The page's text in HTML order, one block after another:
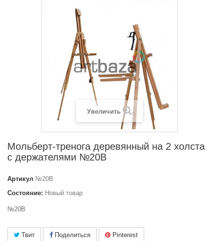
Увеличить
Мольберт-тренога деревянный на 2 холста
с держателями №20В
Артикул №20В
Состояние: Новый товар
№20В
Твит Поделиться Pinterest